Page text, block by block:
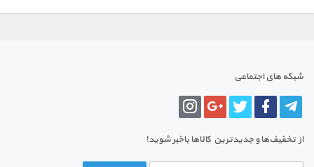
شبکه های اجتماعی
از تخفیف‌ها و جدیدترین‌ کالاها باخبر شوید!